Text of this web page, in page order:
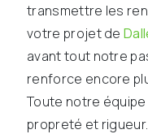
transmettre les
votre projet de
avant tout notre
renforce encore
Toute notre
propreté et rigueur.